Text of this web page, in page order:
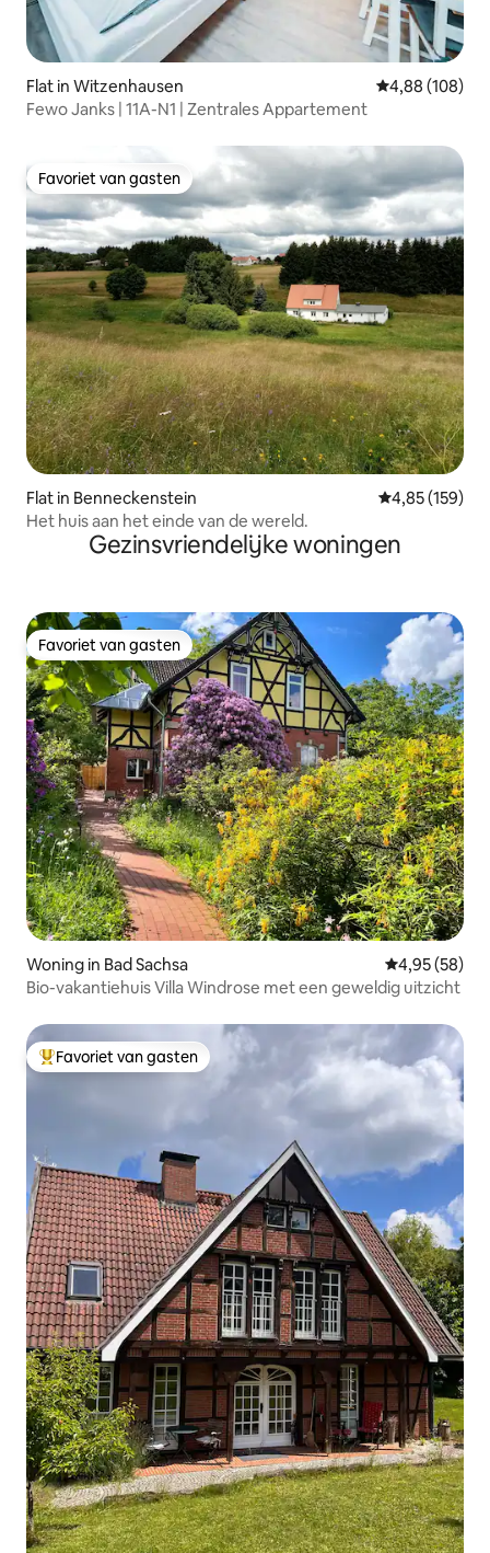
Flat in Witzenhausen Gemiddelde
4,88 (108)
Fewo Janks | 11A-N1 | Zentrales Appartement
Favoriet van gasten
Favoriet van gasten
Flat in Benneckenstein Gemiddelde
4,85 (159)
Het huis aan het einde van de wereld.
Gezinsvriendelijke woningen
Favoriet van gasten
Favoriet van gasten
Woning in Bad Sachsa Gemiddelde
4,95 (58)
Bio-vakantiehuis Villa Windrose met een geweldig uitzicht
Topfavoriet van gasten
Favoriet van gasten